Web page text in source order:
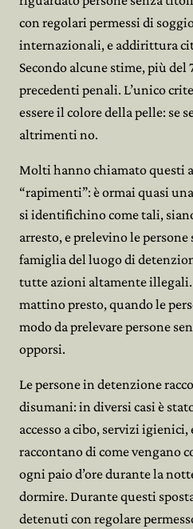
con regolari permessi di
internazionali, e addirittura
Secondo alcune stime, più
precedenti penali. L’unico
essere il colore della pelle: se
altrimenti no.
Molti hanno chiamato questi
“rapimenti”: è ormai quasi
si identifichino come tali,
arresto, e prelevino le
famiglia del luogo di
tutte azioni altamente illegali.
mattino presto, quando le
modo da prelevare persone
opporsi.
Le persone in detenzione
disumani: in diversi casi è
accesso a cibo, servizi
raccontano di come vengano
ogni paio d’ore durante la
dormire. Durante questi
detenuti con regolare